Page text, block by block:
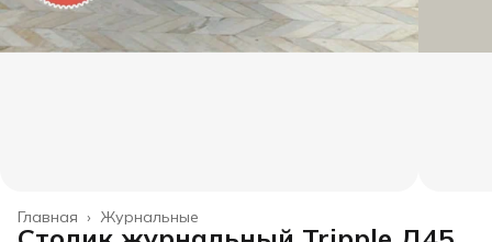
Журнальные
Главная ›